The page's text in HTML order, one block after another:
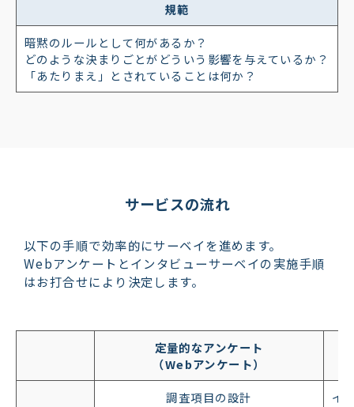
規範
暗黙のルールとして何があるか？
どのような決まりごとがどういう影響を与えているか？
「あたりまえ」とされていることは何か？
サービスの流れ
以下の手順で効率的にサーベイを進めます。
Webアンケートとインタビューサーベイの実施手順
はお打合せにより決定します。
定量的なアンケート
（Webアンケート）
調査項目の設計
イ